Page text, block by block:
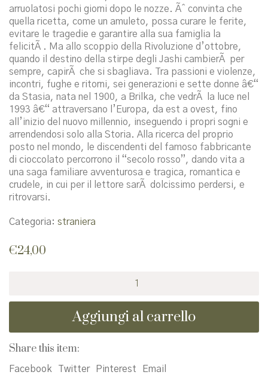
arruolatosi pochi giorni dopo le nozze. Ãˆ convinta che
quella ricetta, come un amuleto, possa curare le ferite,
evitare le tragedie e garantire alla sua famiglia la
felicitÃ . Ma allo scoppio della Rivoluzione d’ottobre,
quando il destino della stirpe degli Jashi cambierÃ per
sempre, capirÃ che si sbagliava. Tra passioni e violenze,
incontri, fughe e ritorni, sei generazioni e sette donne â€“
da Stasia, nata nel 1900, a Brilka, che vedrÃ la luce nel
1993 â€“ attraversano l’Europa, da est a ovest, fino
all’inizio del nuovo millennio, inseguendo i propri sogni e
arrendendosi solo alla Storia. Alla ricerca del proprio
posto nel mondo, le discendenti del famoso fabbricante
di cioccolato percorrono il “secolo rosso”, dando vita a
una saga familiare avventurosa e tragica, romantica e
crudele, in cui per il lettore sarÃ dolcissimo perdersi, e
ritrovarsi.
Categoria: straniera
€24,00
(per
Aggiungi al carrello
Share this item:
Facebook Twitter Pinterest Email